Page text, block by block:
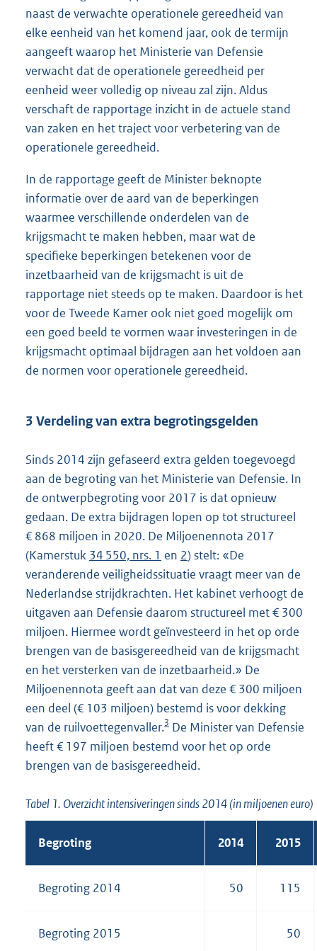
naast de verwachte operationele gereedheid van
elke eenheid van het komend jaar, ook de termijn
aangeeft waarop het Ministerie van Defensie
verwacht dat de operationele gereedheid per
eenheid weer volledig op niveau zal zijn. Aldus
verschaft de rapportage inzicht in de actuele stand
van zaken en het traject voor verbetering van de
operationele gereedheid.
In de rapportage geeft de Minister beknopte
informatie over de aard van de beperkingen
waarmee verschillende onderdelen van de
krijgsmacht te maken hebben, maar wat de
specifieke beperkingen betekenen voor de
inzetbaarheid van de krijgsmacht is uit de
rapportage niet steeds op te maken. Daardoor is het
voor de Tweede Kamer ook niet goed mogelijk om
een goed beeld te vormen waar investeringen in de
krijgsmacht optimaal bijdragen aan het voldoen aan
de normen voor operationele gereedheid.
3 Verdeling van extra begrotingsgelden
Sinds 2014 zijn gefaseerd extra gelden toegevoegd
aan de begroting van het Ministerie van Defensie. In
de ontwerpbegroting voor 2017 is dat opnieuw
gedaan. De extra bijdragen lopen op tot structureel
€ 868 miljoen in 2020. De Miljoenennota 2017
(Kamerstuk 34 550, nrs. 1 en 2) stelt: «De
veranderende veiligheidssituatie vraagt meer van de
Nederlandse strijdkrachten. Het kabinet verhoogt de
uitgaven aan Defensie daarom structureel met € 300
miljoen. Hiermee wordt geïnvesteerd in het op orde
brengen van de basisgereedheid van de krijgsmacht
en het versterken van de inzetbaarheid.» De
Miljoenennota geeft aan dat van deze € 300 miljoen
een deel (€ 103 miljoen) bestemd is voor dekking
van de ruilvoettegenvaller.3 De Minister van Defensie
heeft € 197 miljoen bestemd voor het op orde
brengen van de basisgereedheid.
Tabel 1. Overzicht intensiveringen sinds 2014 (in miljoenen euro)
Begroting 2014 2015
Begroting 2014 50 115
Begroting 2015 50